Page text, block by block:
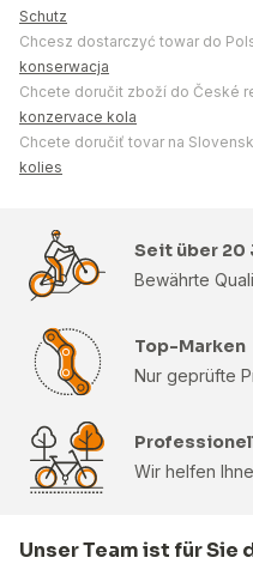
Schutz
Chcesz dostarczyć towar do
konserwacja
Chcete doručit zboží do České
konzervace kola
Chcete doručiť tovar na
kolies
Seit über 20
Bewährte
Top-Marken
Nur geprüfte
Wir helfen
Unser Team ist für Sie